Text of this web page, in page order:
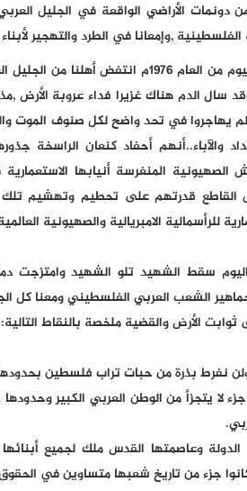
دونمات الأراضي الواقعة في الجليل
الفلسطينية ,وإمعانا في الطرد والتهجير
في مثل هذا اليوم من العام 1976م
سال الدم هناك غزيرا فداء عروبة الأرض
يهاجروا في تحد واضح لكل صنوف الموت
والآباء..أنهم أحفاد كنعان الراسخة
الصهيونية المنغرسة أنيابها
القاطع قدرتهم على تحطيم وتهشيم
للرأسمالية الامبريالية والصهيونية
سقط الشهيد تلو الشهيد وامتزجت
الشعب العربي الفلسطيني ومعنا كل
الأرض والقضية ملخصة بالنقاط التالية:
نفرط بذرة من حبات تراب فلسطين بحدودها
لا يتجزأ من الوطن العربي الكبير وحدودها
الدولة وعاصمتها القدس ملك لجميع
جزء من تاريخ شعبها متساوين في